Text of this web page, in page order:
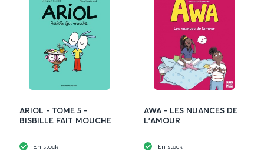
ARIOL - TOME 5 -
BISBILLE FAIT MOUCHE
En stock
AWA - LES NUANCES DE
L'AMOUR
En stock